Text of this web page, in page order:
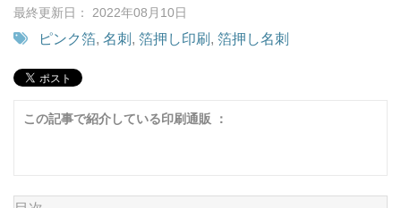
最終更新日： 2022年08月10日
ピンク箔, 名刺 , 箔押し印刷 , 箔押し名刺
この記事で紹介している印刷通販 ：